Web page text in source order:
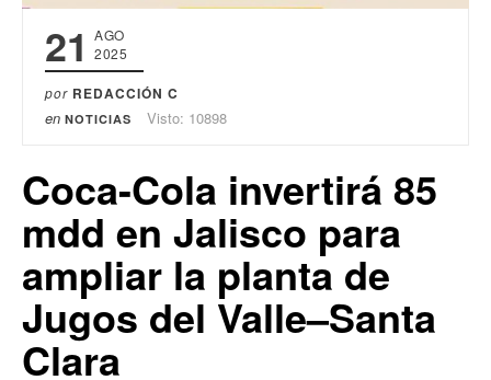
21
AGO
2025
por REDACCIÓN C
en NOTICIAS Visto: 10898
Coca-Cola invertirá 85
mdd en Jalisco para
ampliar la planta de
Jugos del Valle–Santa
Clara